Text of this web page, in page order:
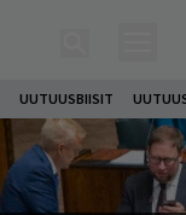
UUTUUSBIISIT